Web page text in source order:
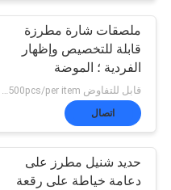
جميع
القضايا
SHOW
ملصقات شارة مطرزة
قابلة للتخصيص وإظهار
الفردية ؛ الموضة
قابل للتفاوض MOQ:negotiation，500pcs/per item
اتصال
حديد شنيل مطرز على
دعامة خياطة على رقعة